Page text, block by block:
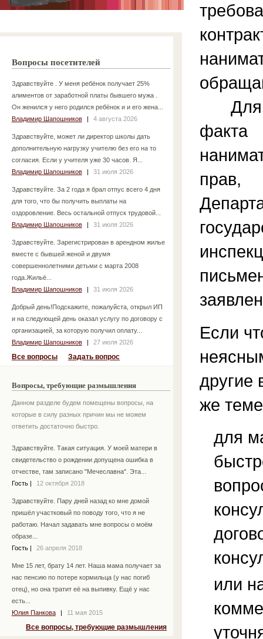
Вопросы посетителей
Здравствуйте . У меня ребёнок получает 25%
алиментов от заработной платы бывшего мужа .
Он женился у него родился ребёнок и и его жена...
Владимир Шапошников
| 4 августа 2026
Здравствуйте, может ли директор школы дать
дополнительную нагрузку учителю без его на то
согласия. Если у учителя уже 30 часов. Я...
Владимир Шапошников
| 31 июля 2026
Здравствуйте. За 2 года я брал отпус всего 4 дня
для того, что бы получить выплаты на
оздоровление. Весь остальной отпуск трудовой...
Владимир Шапошников
| 31 июля 2026
Здравствуйте. Зарегистрирован в арендном жилье
вместе с бывшей женой и двумя
совершеннолетними детьми с марта 2008
года.Жильё...
Владимир Шапошников
| 31 июля 2026
Добрый день!Подскажите, пожалуйста, открыл ИП
и на следующей день оказал услугу по договору с
организацией, за которую получил оплату...
Владимир Шапошников
| 27 июля 2026
Все вопросы Задать вопрос
Вопросы, требующие размышления
Данном разделе будем помещены вопросы, на
которые в силу разных причин мы не можем
ответить достаточно быстро.
Здравствуйте. Такая ситуация. У моей матери в
свидетельство о рождении допущена ошибка в
отчестве, там записано "Мечеславна". Эта...
Гость
12 октября 2018
Здравствуйте. Пару дней назад ко мне домой
пришёл участковый по поводу того, что я не
работаю. Начал задавать мне вопросы о моём
образе...
Гость
26 апреля 2018
Мне 15 лет, брату 14 лет. Наша мама получает за
нас пенсию по потере кормильца (у нас погиб
отец), но она тратит её на выпивку. Ещё у нас
есть...
Юлия Панкова
11 мая 2015
Все вопросы, требующие размышления
Для
прав,
Если
другие
же
для
или